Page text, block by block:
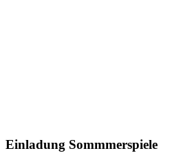
Einladung Sommmerspiele